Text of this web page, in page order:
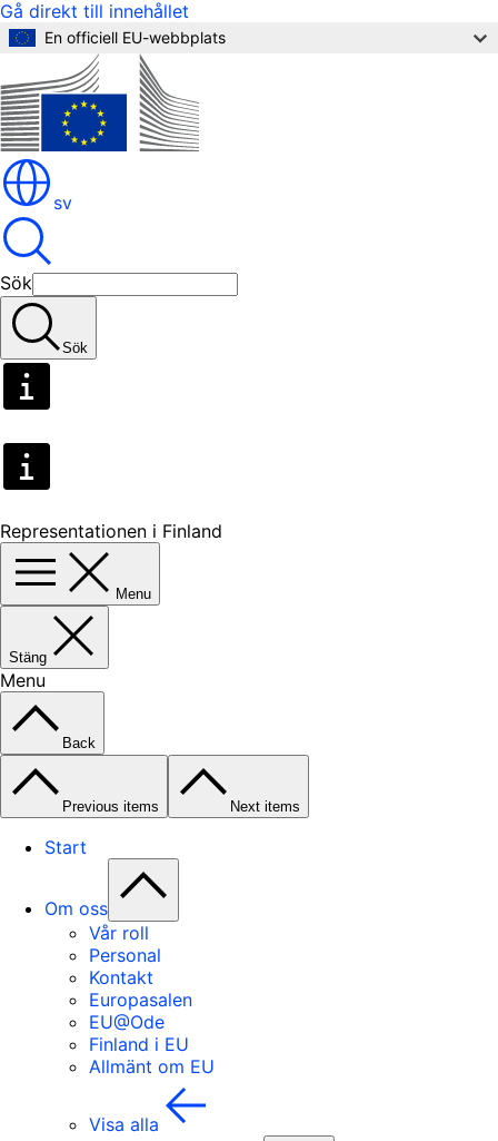
Gå direkt till innehållet
En officiell EU-webbplats
sv
Sök
Sök
Representationen i Finland
Menu
Stäng
Menu
Back
Previous items Next items
Start
Om oss
Vår roll
Personal
Kontakt
Europasalen
EU@Ode
Finland i EU
Allmänt om EU
Visa alla